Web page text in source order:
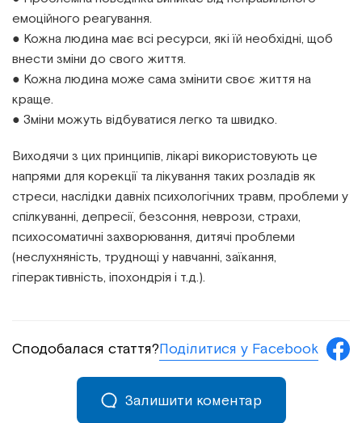
емоційного реагування.
● Кожна людина має всі ресурси, які їй необхідні, щоб
внести зміни до свого життя.
● Кожна людина може сама змінити своє життя на
краще.
● Зміни можуть відбуватися легко та швидко.
Виходячи з цих принципів, лікарі використовують це
напрями для корекції та лікування таких розладів як
стреси, наслідки давніх психологічних травм, проблеми у
спілкуванні, депресії, безсоння, неврози, страхи,
психосоматичні захворювання, дитячі проблеми
(неслухняність, труднощі у навчанні, заїкання,
гіперактивність, іпохондрія і т.д.).
Сподобалася стаття?Поділитися у Facebook
Залишити коментар